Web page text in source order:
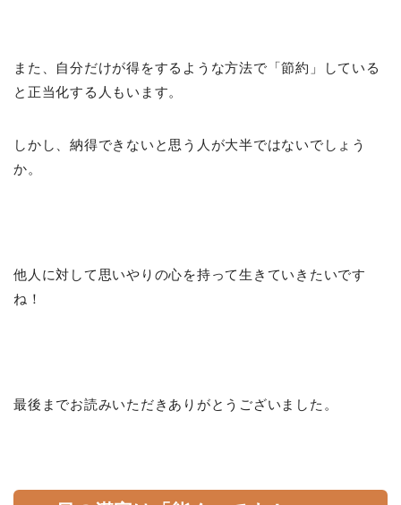
また、自分だけが得をするような方法で「節約」している
と正当化する人もいます。
しかし、納得できないと思う人が大半ではないでしょう
か。
他人に対して思いやりの心を持って生きていきたいです
ね！
最後までお読みいただきありがとうございました。